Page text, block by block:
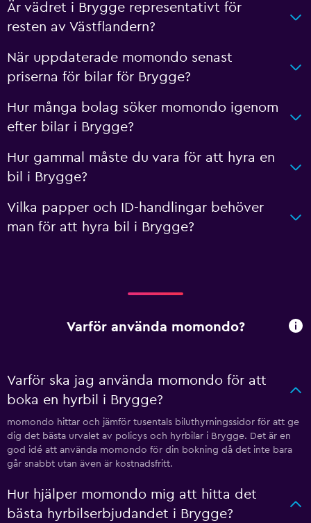
Är vädret i Brygge representativt för
resten av Västflandern?
När uppdaterade momondo senast
priserna för bilar för Brygge?
Hur många bolag söker momondo igenom
efter bilar i Brygge?
Hur gammal måste du vara för att hyra en
bil i Brygge?
Vilka papper och ID-handlingar behöver
man för att hyra bil i Brygge?
Varför använda momondo?
Varför ska jag använda momondo för att
boka en hyrbil i Brygge?
momondo hittar och jämför tusentals biluthyrningssidor för att ge
dig det bästa urvalet av policys och hyrbilar i Brygge. Det är en
god idé att använda momondo för din bokning då det inte bara
går snabbt utan även är kostnadsfritt.
Hur hjälper momondo mig att hitta det
bästa hyrbilserbjudandet i Brygge?